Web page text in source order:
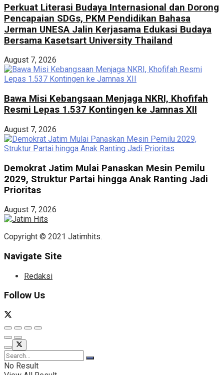
Perkuat Literasi Budaya Internasional dan Dorong
Pencapaian SDGs, PKM Pendidikan Bahasa
Jerman UNESA Jalin Kerjasama Edukasi Budaya
Bersama Kasetsart University Thailand
August 7, 2026
Bawa Misi Kebangsaan Menjaga NKRI, Khofifah
Resmi Lepas 1.537 Kontingen ke Jamnas XII
August 7, 2026
Demokrat Jatim Mulai Panaskan Mesin Pemilu
2029, Struktur Partai hingga Anak Ranting Jadi
Prioritas
August 7, 2026
Copyright © 2021 Jatimhits.
Navigate Site
Redaksi
Follow Us
No Result